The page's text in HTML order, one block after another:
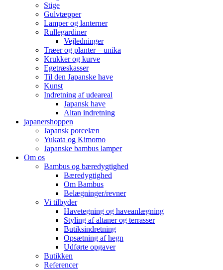
Stige
Gulvtæpper
Lamper og lanterner
Rullegardiner
Vejledninger
Træer og planter – unika
Krukker og kurve
Egetræskasser
Til den Japanske have
Kunst
Indretning af udeareal
Japansk have
Altan indretning
japanershoppen
Japansk porcelæn
Yukata og Kimomo
Japanske bambus lamper
Om os
Bambus og bæredygtighed
Bæredygtighed
Om Bambus
Belægninger/revner
Vi tilbyder
Havetegning og haveanlægning
Styling af altaner og terrasser
Butiksindretning
Opsætning af hegn
Udførte opgaver
Butikken
Referencer